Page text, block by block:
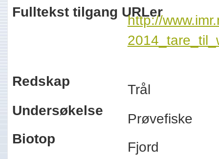
Fulltekst tilgang URLer
http://
Redskap
Trål
Undersøkelse
Prøvefiske
Biotop
Fjord